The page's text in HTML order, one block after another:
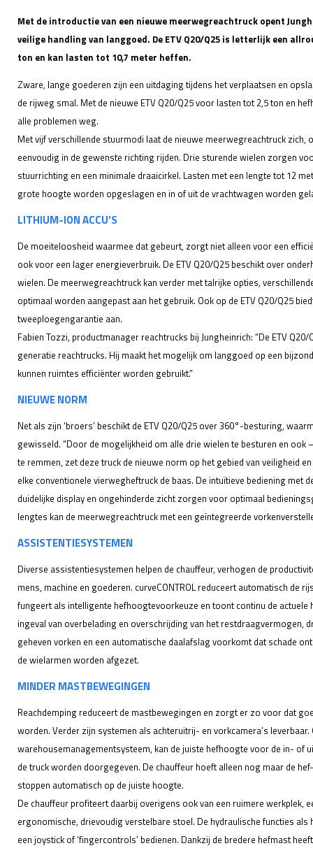
Met de introductie van een nieuwe meerwegreachtruck opent
veilige handling van langgoed. De ETV Q20/Q25 is letterlijk een
ton en kan lasten tot 10,7 meter heffen.
Zware, lange goederen zijn een uitdaging tijdens het verplaatsen en
de rijweg smal. Met de nieuwe ETV Q20/Q25 voor lasten tot 2,5 ton en
alle problemen weg.
Met vijf verschillende stuurmodi laat de nieuwe meerwegreachtruck
eenvoudig in de gewenste richting rijden. Drie sturende wielen zorgen
stuurrichting en een minimale draaicirkel. Lasten met een lengte tot 12
grote hoogte worden opgeslagen en in of uit de vrachtwagen worden
LITHIUM-ION ACCU’S
De moeiteloosheid waarmee dat gebeurt, zorgt niet alleen voor een
ook voor een lager energieverbruik. De ETV Q20/Q25 beschikt over
wielen. De meerwegreachtruck kan verder met talrijke opties,
optimaal worden aangepast aan het gebruik. Ook op de ETV Q20/Q25
tweeploegengarantie aan.
Fabien Tozzi, productmanager reachtrucks bij Jungheinrich: “De ETV
generatie reachtrucks. Hij maakt het mogelijk om langgoed op een
kunnen ruimtes efficiënter worden gebruikt.”
NIEUWE NORM
Net als zijn ‘broers’ beschikt de ETV Q20/Q25 over 360°-besturing,
gewisseld. “Door de mogelijkheid om alle drie wielen te besturen en ook
te remmen, zet deze truck de nieuwe norm op het gebied van veiligheid en
elke conventionele vierwegheftruck de baas. De intuïtieve bediening met
duidelijke display en ongehinderde zicht zorgen voor optimaal
lengtes kan de meerwegreachtruck met een geïntegreerde
ASSISTENTIESYSTEMEN
Diverse assistentiesystemen helpen de chauffeur, verhogen de
mens, machine en goederen. curveCONTROL reduceert automatisch de
fungeert als intelligente hefhoogtevoorkeuze en toont continu de actuele
ingeval van overbelading en overschrijding van het restdraagvermogen,
geheven vorken en een automatische daalafslag voorkomt dat schade
de wielarmen worden afgezet.
MINDER MASTBEWEGINGEN
Reachdemping reduceert de mastbewegingen en zorgt er zo voor dat
worden. Verder zijn systemen als achteruitrij- en vorkcamera’s leverbaar.
warehousemanagementsysteem, kan de juiste hefhoogte voor de in- of
de truck worden doorgegeven. De chauffeur hoeft alleen nog maar de
stoppen automatisch op de juiste hoogte.
De chauffeur profiteert daarbij overigens ook van een ruimere werkplek,
ergonomische, drievoudig verstelbare stoel. De hydraulische functies als
een joystick of ‘fingercontrols’ bedienen. Dankzij de bredere hefmast